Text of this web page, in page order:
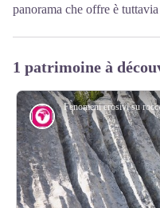
panorama che offre è
1 patrimoine à
Géologie